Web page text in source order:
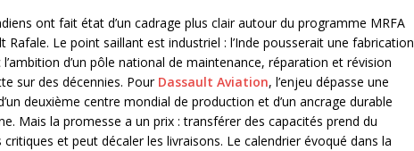
ont fait état d’un cadrage plus clair autour du programme MRFA
Le point saillant est industriel : l’Inde pousserait une fabrication
d’un pôle national de maintenance, réparation et révision
sur des décennies. Pour Dassault Aviation, l’enjeu dépasse une
deuxième centre mondial de production et d’un ancrage durable
Mais la promesse a un prix : transférer des capacités prend du
et peut décaler les livraisons. Le calendrier évoqué dans la